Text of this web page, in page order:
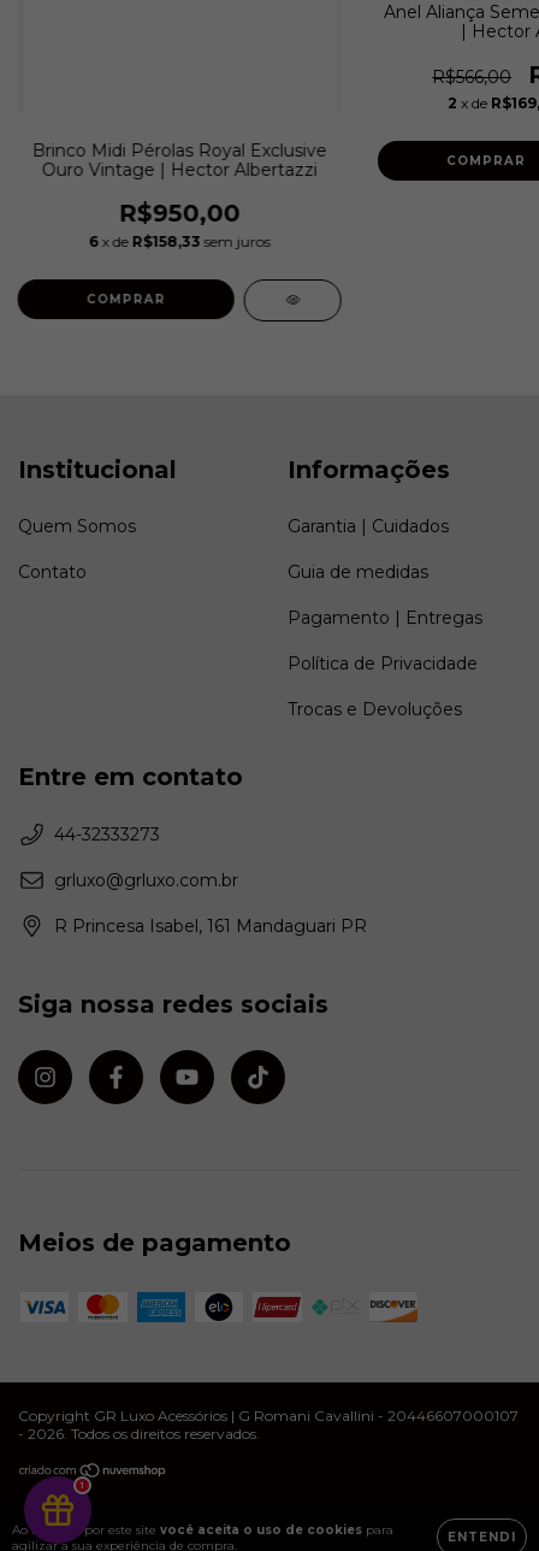
Ao navegar por este site você aceita o uso de cookies para
agilizar a sua experiência de compra.
ENTENDI
Brinco Midi Pérolas Royal Exclusive
Ouro Vintage | Hector Albertazzi
R$950,00
6 x de R$158,33 sem juros
COMPRAR
Anel Aliança
| Hector
R$566,00
2 x de
COMPRAR
Institucional
Quem Somos
Contato
Informações
Garantia | Cuidados
Guia de medidas
Pagamento | Entregas
Política de Privacidade
Trocas e Devoluções
Entre em contato
44-32333273
grluxo@grluxo.com.br
R Princesa Isabel, 161 Mandaguari PR
Siga nossa redes sociais
Meios de pagamento
Copyright GR Luxo Acessórios | G Romani Cavallini - 20446607000107
- 2026. Todos os direitos reservados.
1